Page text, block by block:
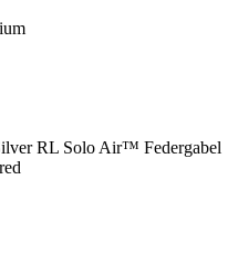
RL Solo Air™ Federgabel